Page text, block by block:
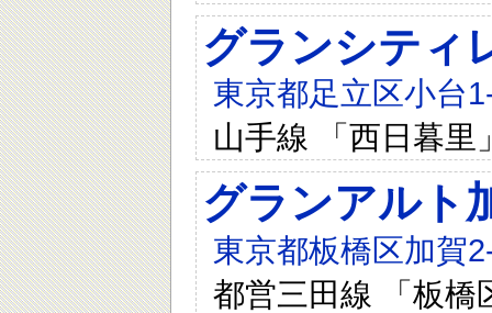
グランシティ
東京都足立区小台
山手線 「西日暮里
グランアルト
東京都板橋区加賀
都営三田線 「板橋